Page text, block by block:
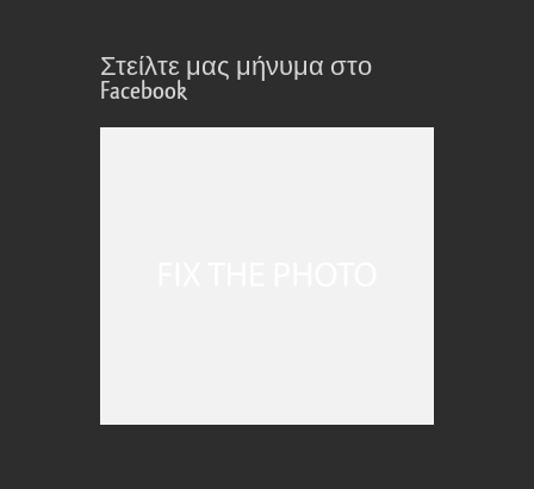
Στείλτε μας μήνυμα στο
Facebook